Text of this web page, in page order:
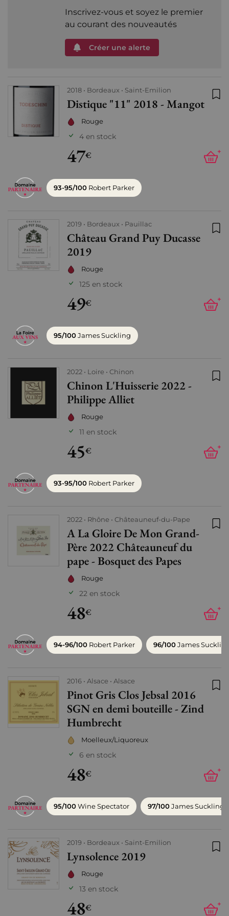
Inscrivez-vous et soyez le premier
au courant des nouveautés
Créer une alerte
2018 Bordeaux Saint-Emilion
Distique "11" 2018 - Mangot
Rouge
4 en stock
47€ +
93-95/100 Robert Parker
2019 Bordeaux Pauillac
Château Grand Puy Ducasse
2019
Rouge
125 en stock
49€ +
95/100James Suckling
2022 Loire Chinon
Chinon L'Huisserie 2022 -
Philippe Alliet
Rouge
11 en stock
45€ +
93-95/100 Robert Parker
2022 Rhône Châteauneuf-du-Pape
A La Gloire De Mon Grand-
Père 2022 Châteauneuf du
pape - Bosquet des Papes
Rouge
22 en stock
48€ +
94-96/100 Robert Parker 96/100James
2016 Alsace Alsace
Pinot Gris Clos Jebsal 2016
SGN en demi bouteille - Zind
Humbrecht
Moelleux/Liquoreux
6 en stock
48€ +
95/100Wine Spectator 97/100James Suckling
2019 Bordeaux Saint-Emilion
Lynsolence 2019
Rouge
13 en stock
48€ +